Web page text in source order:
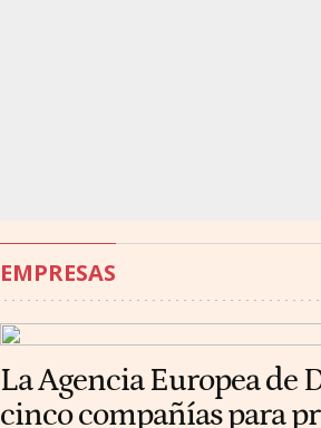
EMPRESAS
La Agencia Europea de
cinco compañías para